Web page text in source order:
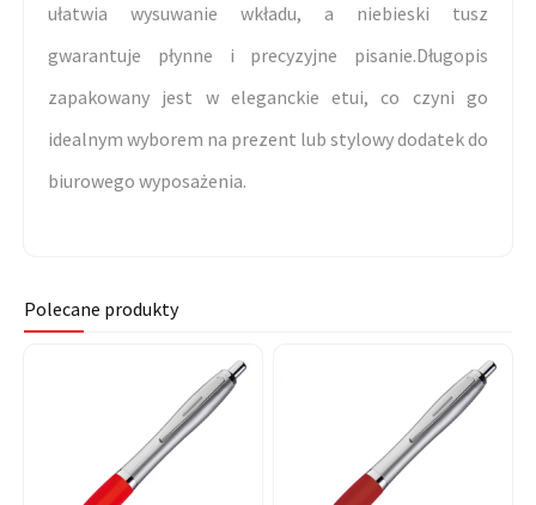
ułatwia wysuwanie wkładu, a niebieski tusz
gwarantuje płynne i precyzyjne pisanie.Długopis
zapakowany jest w eleganckie etui, co czyni go
idealnym wyborem na prezent lub stylowy dodatek do
biurowego wyposażenia.
Polecane produkty